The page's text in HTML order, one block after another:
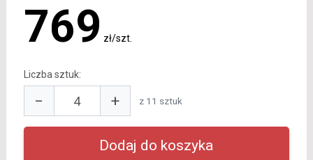
769 zł/szt.
Liczba sztuk:
− + z 11 sztuk